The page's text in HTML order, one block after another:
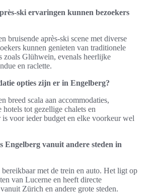
ski ervaringen kunnen bezoekers
bruisende après-ski scene met diverse
kunnen genieten van traditionele
zoals Glühwein, evenals heerlijke
en raclette.
opties zijn er in Engelberg?
breed scala aan accommodaties,
tot gezellige chalets en
is voor ieder budget en elke voorkeur wel
Engelberg vanuit andere steden in
met de trein en auto. Het ligt op
van Lucerne en heeft directe
Zürich en andere grote steden.